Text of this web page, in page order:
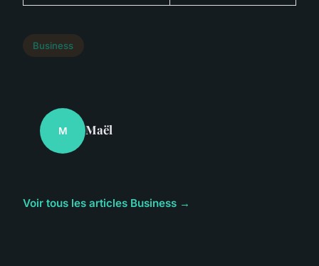
Business
M Maël
Voir tous les articles Business →